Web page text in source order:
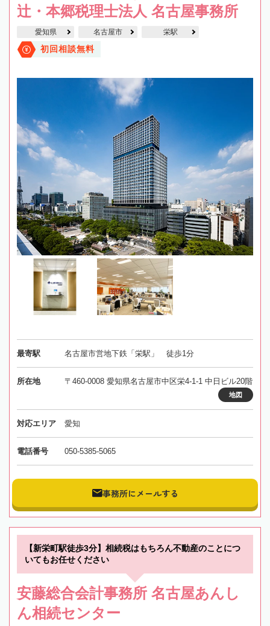
辻・本郷税理士法人 名古屋事務所
愛知県 名古屋市 栄駅
初回相談無料
最寄駅 名古屋市営地下鉄「栄駅」 徒歩1分
所在地 〒460-0008 愛知県名古屋市中区栄4-1-1 中日ビル20階
地図
対応エリア 愛知
電話番号 050-5385-5065
事務所にメールする
【新栄町駅徒歩3分】相続税はもちろん不動産のことにつ
いてもお任せください
安藤総合会計事務所 名古屋あんし
ん相続センター